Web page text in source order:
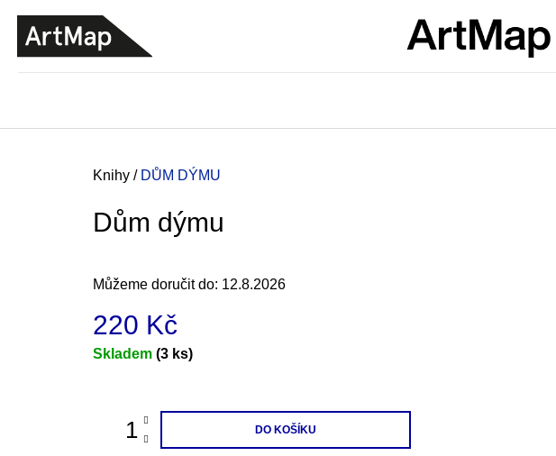
Domů
Knihy / DŮM DÝMU
Dům dýmu
Můžeme doručit do: 12.8.2026
220 Kč
Měrná
Skladem (3 ks)
DO KOŠÍKU
ZPĚT
DO
OBCHODU
ZPĚT
DO
OBCHODU
200 Kč